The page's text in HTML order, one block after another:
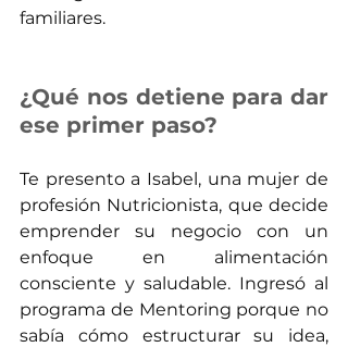
familiares.
¿Qué nos detiene para dar
ese primer paso?
Te presento a Isabel, una mujer de
profesión Nutricionista, que decide
emprender su negocio con un
enfoque en alimentación
consciente y saludable. Ingresó al
programa de Mentoring porque no
sabía cómo estructurar su idea,